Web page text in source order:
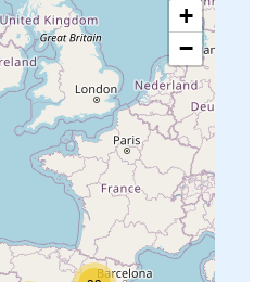
+
−